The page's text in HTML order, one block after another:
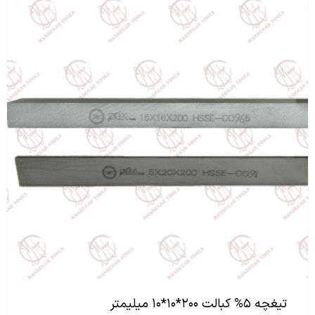
تیغچه ۵% کبالت ۲۰۰*۱۰*۱۰ میلیمتر